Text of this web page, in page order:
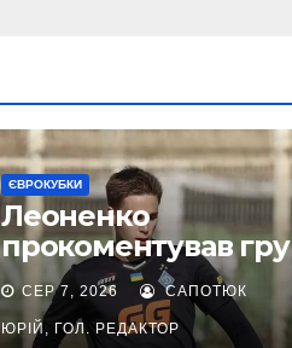
ЄВРОКУБКИ
Леоненко
прокоментував гру
Суркіса проти
Карабаху
СЕР 7, 2026 САПОТЮК
ЮРІЙ, ГОЛ. РЕДАКТОР